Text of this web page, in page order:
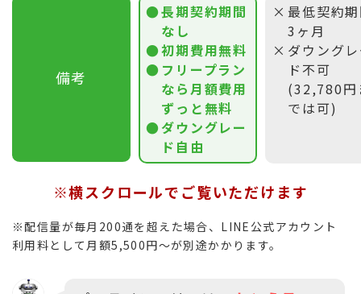
備考
長期契約期間
なし
初期費用無料
フリープラン
なら月額費用
ずっと無料
ダウングレー
ド自由
最低契約
3ヶ月
ダウング
ド不可
(32,780円
では可)
※横スクロールでご覧いただけます
※配信量が毎月200通を超えた場合、LINE公式アカウント
利用料として月額5,500円〜が別途かかります。